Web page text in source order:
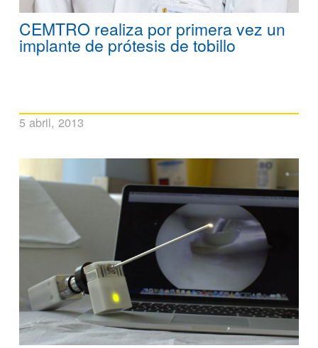
CEMTRO realiza por primera vez un
implante de prótesis de tobillo
5 abril, 2013